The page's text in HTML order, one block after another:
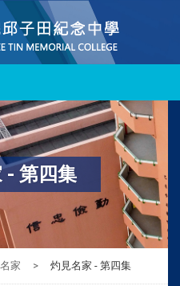
- 第四集
家 > 灼見名家 - 第四集